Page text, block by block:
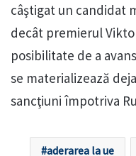
câştigat un candidat
decât premierul
posibilitate de a
se materializează
sancţiuni împotriva
aderarea la ue